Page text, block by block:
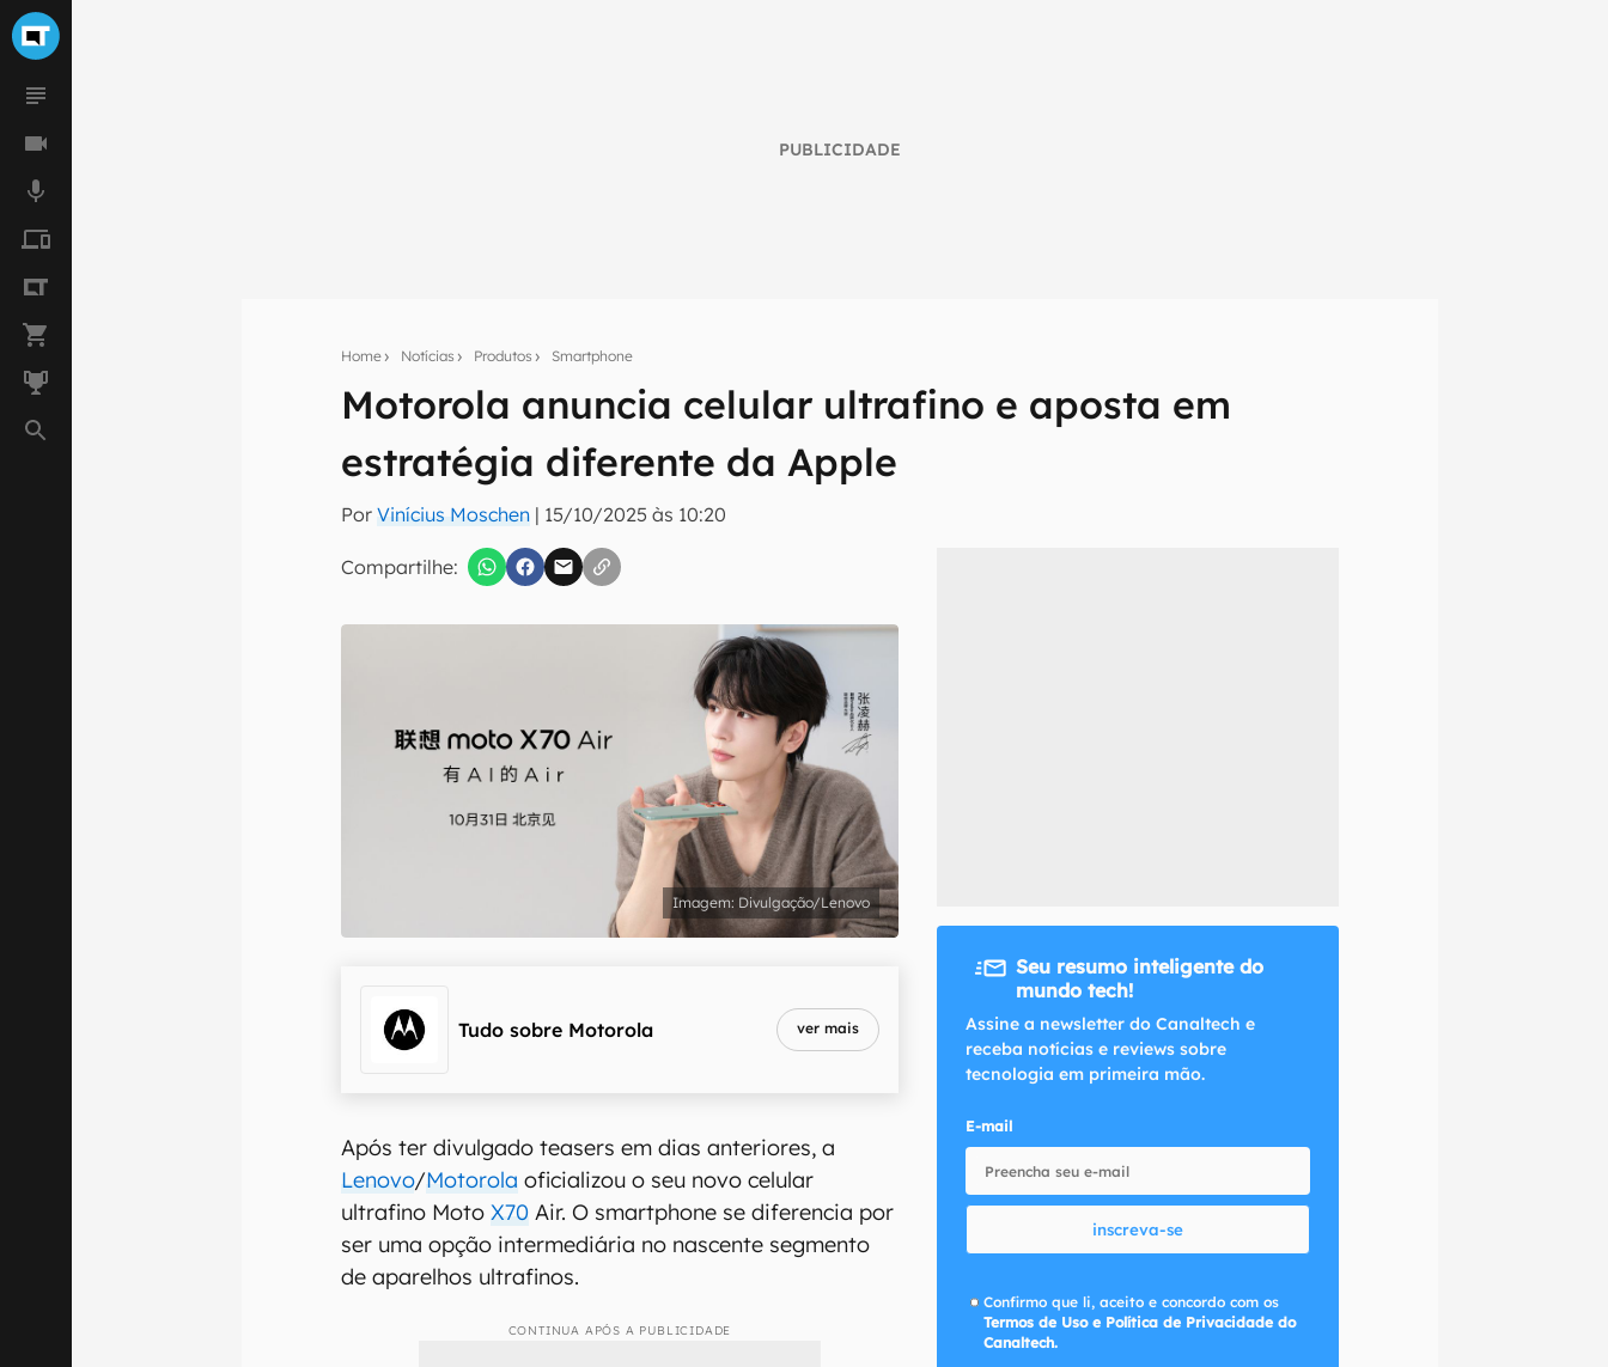
PUBLICIDADE
Home Notícias Produtos Smartphone
Motorola anuncia celular ultrafino e aposta em
estratégia diferente da Apple
PorVinícius Moschen | 15/10/2025 às 10:20
Compartilhe:
Assine a newsletter do Canaltech e receba notícias e reviews sobre tecnologia em primeira
inscreva-se
Confirmo que li, aceito e concordo com os Termos de Uso e Política de Privacidade do Canaltech.
Divulgação/Lenovo
Tudo sobre Motorola ver mais
Após ter divulgado teasers em dias anteriores, a
Lenovo/Motorola oficializou o seu novo celular
ultrafino MotoX70 Air. O smartphone se diferencia por
ser uma opção intermediária no nascente segmento
de aparelhos ultrafinos.
CONTINUA APÓS A PUBLICIDADE
Seu resumo inteligente do
mundo tech!
Assine a newsletter do Canaltech e
receba notícias e reviews sobre
tecnologia em primeira mão.
E-mail
inscreva-se
Confirmo que li, aceito e concordo com os
Termos de Uso e Política de Privacidade do
Canaltech.